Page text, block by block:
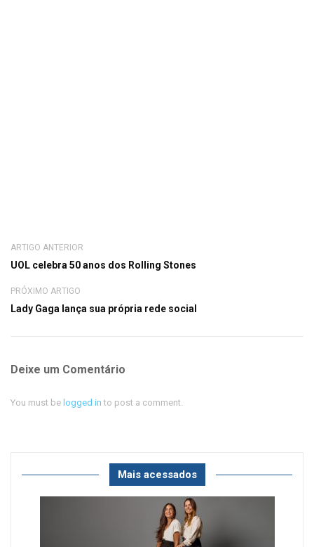
ARTIGO ANTERIOR
UOL celebra 50 anos dos Rolling Stones
PRÓXIMO ARTIGO
Lady Gaga lança sua própria rede social‎
Deixe um Comentário
You must be logged in to post a comment.
Mais acessados